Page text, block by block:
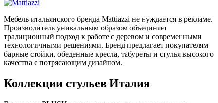
Мебель итальянского бренда Mattiazzi не нуждается в рекламе.
Производитель уникальным образом объединяет
традиционный подход к работе с деревом и современными
технологичными решениями. Бренд предлагает покупателям
барные стойки, обеденные кресла, табуреты и стулья высокого
качества с потрясающим дизайном.
Коллекции стульев Италия